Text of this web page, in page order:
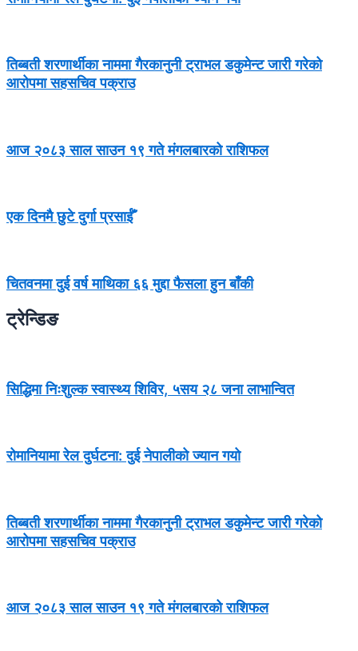
तिब्बती शरणार्थीका नाममा गैरकानुनी ट्राभल डकुमेन्ट जारी गरेको
आरोपमा सहसचिव पक्राउ
आज २०८३ साल साउन १९ गते मंगलबारको राशिफल
एक दिनमै छुटे दुर्गा प्रसाईँ
चितवनमा दुई वर्ष माथिका ६६ मुद्दा फैसला हुन बाँकी
ट्रेन्डिङ
सिद्धिमा निःशुल्क स्वास्थ्य शिविर, ५सय २८ जना लाभान्वित
रोमानियामा रेल दुर्घटना: दुई नेपालीको ज्यान गयो
तिब्बती शरणार्थीका नाममा गैरकानुनी ट्राभल डकुमेन्ट जारी गरेको
आरोपमा सहसचिव पक्राउ
आज २०८३ साल साउन १९ गते मंगलबारको राशिफल